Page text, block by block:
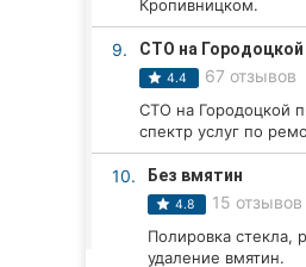
Кривой Рог
Кропивницком.
9. СТО на Городоцкой
4.4 67 отзывов
СТО на Городоцкой
спектр услуг по
10. Без вмятин
4.8 15 отзывов
Полировка стекла,
удаление вмятин.